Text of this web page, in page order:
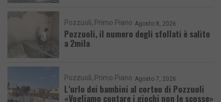
Pozzuoli Primo Piano Agosto 8, 2026
Pozzuoli, il numero degli sfollati è salito
a 2mila
Pozzuoli Primo Piano Agosto 7, 2026
L’urlo dei bambini al corteo di Pozzuoli
«Vogliamo contare i giochi non le scosse»